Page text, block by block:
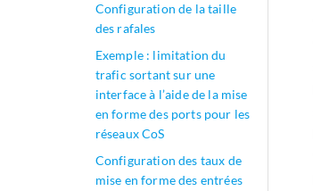
Configuration de la taille
des rafales
Exemple : limitation du
trafic sortant sur une
interface à l’aide de la mise
en forme des ports pour les
réseaux CoS
Configuration des taux de
mise en forme des entrées